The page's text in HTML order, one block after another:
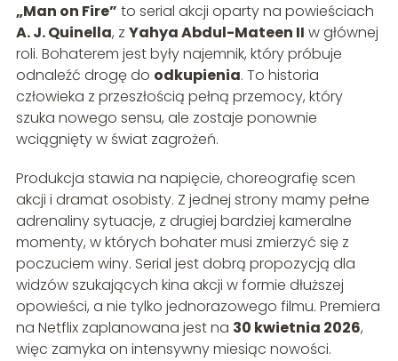
„Man on Fire” to serial akcji oparty na powieściach
A. J. Quinella, z Yahya Abdul-Mateen II w głównej
roli. Bohaterem jest były najemnik, który próbuje
odnaleźć drogę do odkupienia. To historia
człowieka z przeszłością pełną przemocy, który
szuka nowego sensu, ale zostaje ponownie
wciągnięty w świat zagrożeń.
Produkcja stawia na napięcie, choreografię scen
akcji i dramat osobisty. Z jednej strony mamy pełne
adrenaliny sytuacje, z drugiej bardziej kameralne
momenty, w których bohater musi zmierzyć się z
poczuciem winy. Serial jest dobrą propozycją dla
widzów szukających kina akcji w formie dłuższej
opowieści, a nie tylko jednorazowego filmu. Premiera
na Netflix zaplanowana jest na 30 kwietnia 2026,
więc zamyka on intensywny miesiąc nowości.